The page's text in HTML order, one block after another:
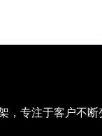
，专注于客户不断